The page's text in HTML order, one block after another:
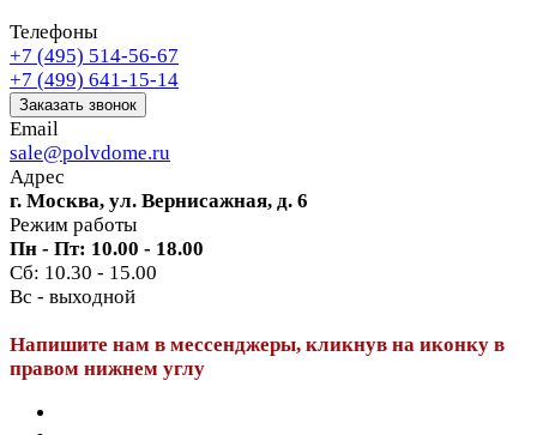
Телефоны
+7 (495) 514-56-67
+7 (499) 641-15-14
Заказать звонок
Email
sale@polvdome.ru
Адрес
г. Москва, ул. Вернисажная, д. 6
Режим работы
Пн - Пт: 10.00 - 18.00
Сб: 10.30 - 15.00
Вс - выходной
Напишите нам в мессенджеры, кликнув на иконку в
правом нижнем углу